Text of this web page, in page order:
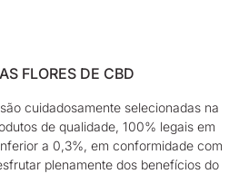
FLORES DE CBD
cuidadosamente selecionadas na
de qualidade, 100% legais em
a 0,3%, em conformidade com
plenamente dos benefícios do